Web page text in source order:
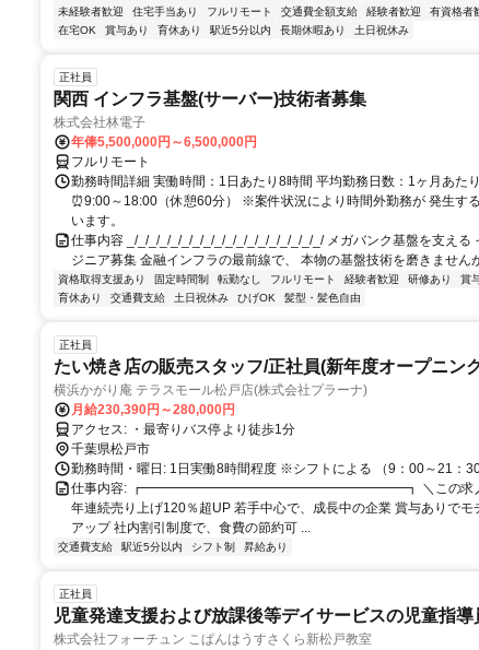
未経験者歓迎
住宅手当あり フルリモート 交通費全額支給 経験者歓迎 有資格者
在宅OK
賞与あり 育休あり 駅近5分以内 長期休暇あり 土日祝休み
正社員
関西 インフラ基盤(サーバー)技術者募集
株式会社林電子
年俸5,500,000円～6,500,000円
フルリモート
勤務時間詳細 実働時間：1日あたり8時間 平均勤務日数：1ヶ月あた
⏰9:00～18:00（休憩60分） ※案件状況により時間外勤務が 発生す
います。
仕事内容 _/_/_/_/_/_/_/_/_/_/_/_/_/_/_/_/_/_/ メガバンク基盤を支える
ジニア募集 金融インフラの最前線で、 本物の基盤技術を磨きません
資格取得支援あり 固定時間制 転勤なし フルリモート 経験者歓迎 研修あり
賞
育休あり
交通費支給 土日祝休み ひげOK 髪型・髪色自由
正社員
たい焼き店の販売スタッフ/正社員(新年度オープニン
横浜かがり庵 テラスモール松戸店(株式会社プラーナ)
月給230,390円～280,000円
アクセス: ・最寄りバス停より徒歩1分
千葉県松戸市
勤務時間・曜日: 1日実働8時間程度 ※シフトによる （9：00～21：30
仕事内容: ┏━━━━━━━━━━━━━━━━━━━━┓ ＼この求人
年連続売り上げ120％超UP 若手中心で、成長中の企業 賞与ありでモ
アップ 社内割引制度で、食費の節約可 ...
交通費支給 駅近5分以内 シフト制 昇給あり
正社員
児童発達支援および放課後等デイサービスの児童指導
株式会社フォーチュン こぱんはうすさくら新松戸教室